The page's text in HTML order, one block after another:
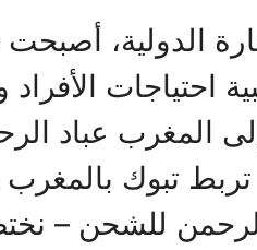
الدولية،
احتياجات
المغرب عباد
تبوك بالمغرب
للشحن –